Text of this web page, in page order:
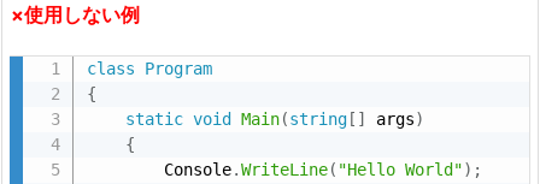
×使用しない例
class
Program
{
static void Main(string [ ] args)
{
        Console
.WriteLine( "Hello World") ;